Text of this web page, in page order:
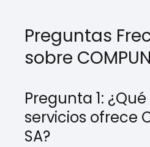
Preguntas
sobre
Pregunta 1:
servicios ofrece
SA?